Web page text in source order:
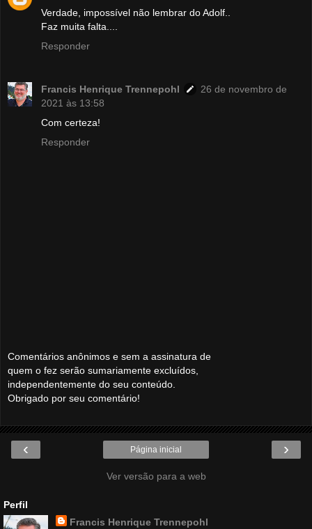
Verdade, impossível não lembrar do Adolf..
Faz muita falta....
Responder
Francis Henrique Trennepohl
26 de novembro de
2021 às 13:58
Com certeza!
Responder
Comentários anônimos e sem a assinatura de
quem o fez serão sumariamente excluídos,
independentemente do seu conteúdo.
Obrigado por seu comentário!
‹ ›
Página inicial
Ver versão para a web
Perfil
Francis Henrique Trennepohl